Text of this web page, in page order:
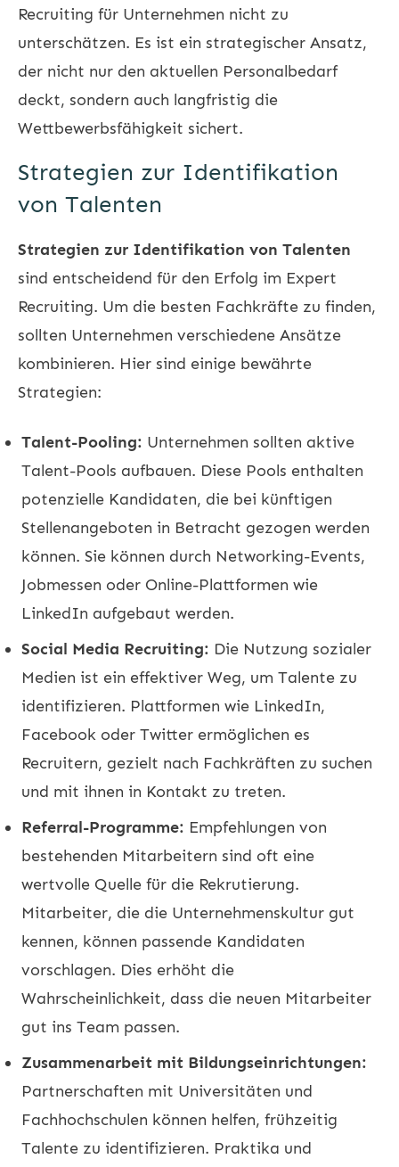
Recruiting für Unternehmen nicht zu
unterschätzen. Es ist ein strategischer Ansatz,
der nicht nur den aktuellen Personalbedarf
deckt, sondern auch langfristig die
Wettbewerbsfähigkeit sichert.
Strategien zur Identifikation
von Talenten
Strategien zur Identifikation von Talenten
sind entscheidend für den Erfolg im Expert
Recruiting. Um die besten Fachkräfte zu finden,
sollten Unternehmen verschiedene Ansätze
kombinieren. Hier sind einige bewährte
Strategien:
Talent-Pooling: Unternehmen sollten aktive
Talent-Pools aufbauen. Diese Pools enthalten
potenzielle Kandidaten, die bei künftigen
Stellenangeboten in Betracht gezogen werden
können. Sie können durch Networking-Events,
Jobmessen oder Online-Plattformen wie
LinkedIn aufgebaut werden.
Social Media Recruiting: Die Nutzung sozialer
Medien ist ein effektiver Weg, um Talente zu
identifizieren. Plattformen wie LinkedIn,
Facebook oder Twitter ermöglichen es
Recruitern, gezielt nach Fachkräften zu suchen
und mit ihnen in Kontakt zu treten.
Referral-Programme: Empfehlungen von
bestehenden Mitarbeitern sind oft eine
wertvolle Quelle für die Rekrutierung.
Mitarbeiter, die die Unternehmenskultur gut
kennen, können passende Kandidaten
vorschlagen. Dies erhöht die
Wahrscheinlichkeit, dass die neuen Mitarbeiter
gut ins Team passen.
Zusammenarbeit mit Bildungseinrichtungen:
Partnerschaften mit Universitäten und
Fachhochschulen können helfen, frühzeitig
Talente zu identifizieren. Praktika und